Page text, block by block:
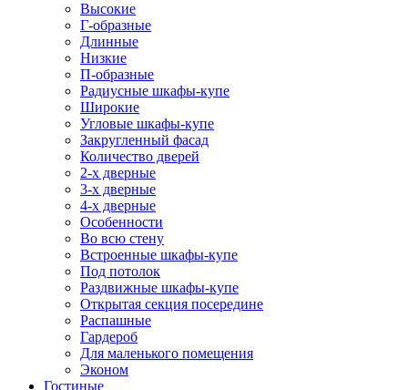
Высокие
Г-образные
Длинные
Низкие
П-образные
Радиусные шкафы-купе
Широкие
Угловые шкафы-купе
Закругленный фасад
Количество дверей
2-х дверные
3-х дверные
4-х дверные
Особенности
Во всю стену
Встроенные шкафы-купе
Под потолок
Раздвижные шкафы-купе
Открытая секция посередине
Распашные
Гардероб
Для маленького помещения
Эконом
Гостиные